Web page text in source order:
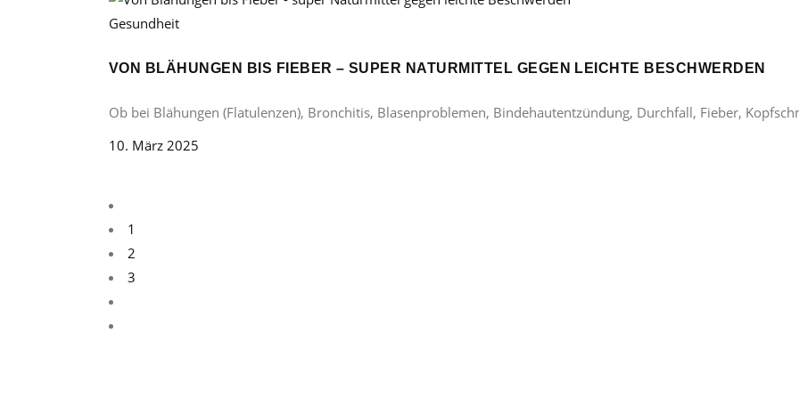
Gesundheit
VON BLÄHUNGEN BIS FIEBER – SUPER NATURMITTEL GEGEN LEICHTE BESCHWERDEN
Ob bei Blähungen (Flatulenzen), Bronchitis, Blasenproblemen, Bindehautentzündung, Durchfall, Fieber,
10. März 2025
1
2
3